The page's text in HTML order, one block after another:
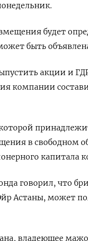
будет
быть
акции и
компании
в свободном
капитала
говорил, что
Астаны, может
владеющее